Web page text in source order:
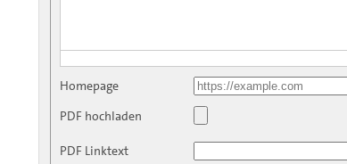
Homepage
PDF hochladen
PDF Linktext